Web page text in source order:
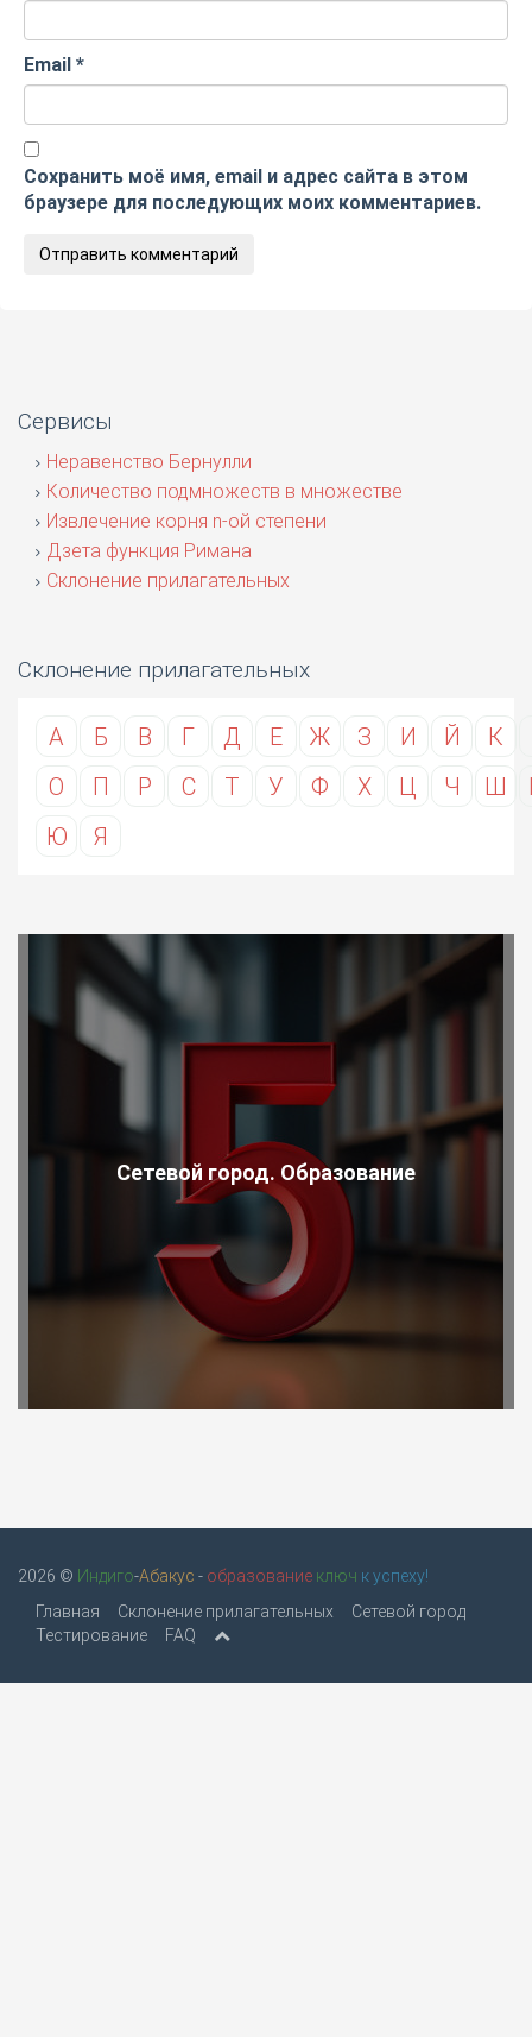
Email *
Сохранить моё имя, email и адрес сайта в этом
браузере для последующих моих комментариев.
Сервисы
Неравенство Бернулли
Количество подмножеств в множестве
Извлечение корня n-ой степени
Дзета функция Римана
Склонение прилагательных
Склонение прилагательных
А Б В Г Д Е Ж З И Й К
О
П Р С Т У Ф Х Ц Ч Ш
Ю
Я
Сетевой город. Образование
2026 © Индиго-Абакус - образование ключ к успеху!
Главная
Склонение прилагательных
Сетевой город
Тестирование
FAQ